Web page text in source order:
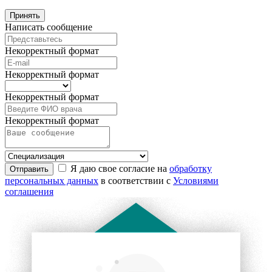
Принять
Написать сообщение
Некорректный формат
Некорректный формат
Некорректный формат
Некорректный формат
Отправить Я даю свое согласие на обработку
персональных данных в соответствии с Условиями
соглашения